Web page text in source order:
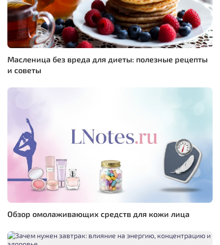
Масленица без вреда для диеты: полезные рецепты
и советы
Обзор омолаживающих средств для кожи лица